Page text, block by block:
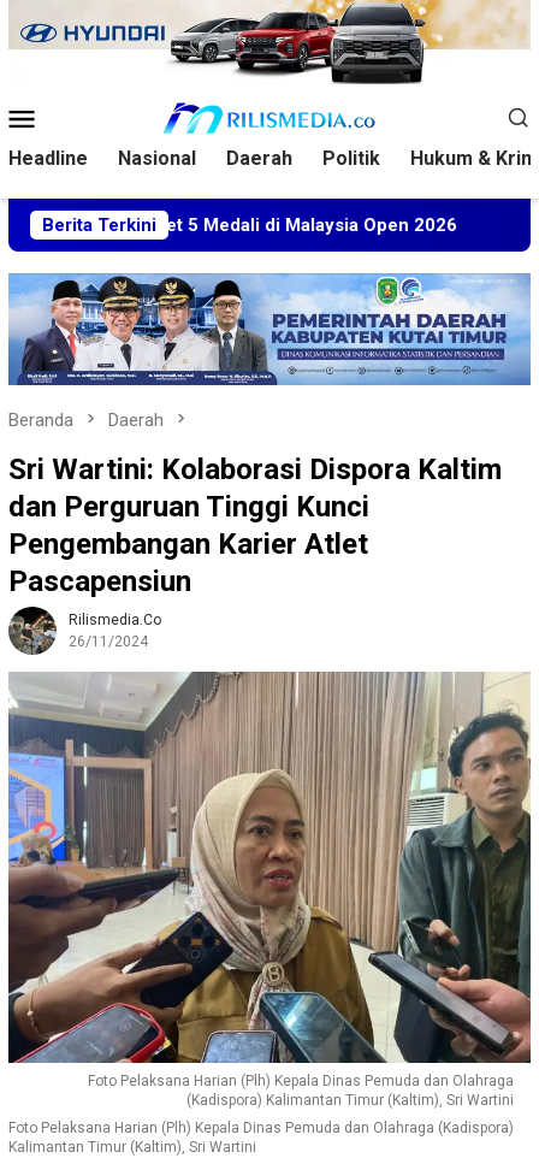
ke
Mobile
Headline Nasional Daerah Politik Hukum &
Berita Terkini
Sabet 5 Medali di Malaysia Open 2026 Kuasa
Beranda Daerah
Sri Wartini: Kolaborasi Dispora Kaltim
dan Perguruan Tinggi Kunci
Pengembangan Karier Atlet
Pascapensiun
Rilismedia.co
26/11/2024
Foto Pelaksana Harian (Plh) Kepala Dinas Pemuda dan Olahraga
(Kadispora) Kalimantan Timur (Kaltim), Sri Wartini
Foto Pelaksana Harian (Plh) Kepala Dinas Pemuda dan Olahraga (Kadispora)
Kalimantan Timur (Kaltim), Sri Wartini